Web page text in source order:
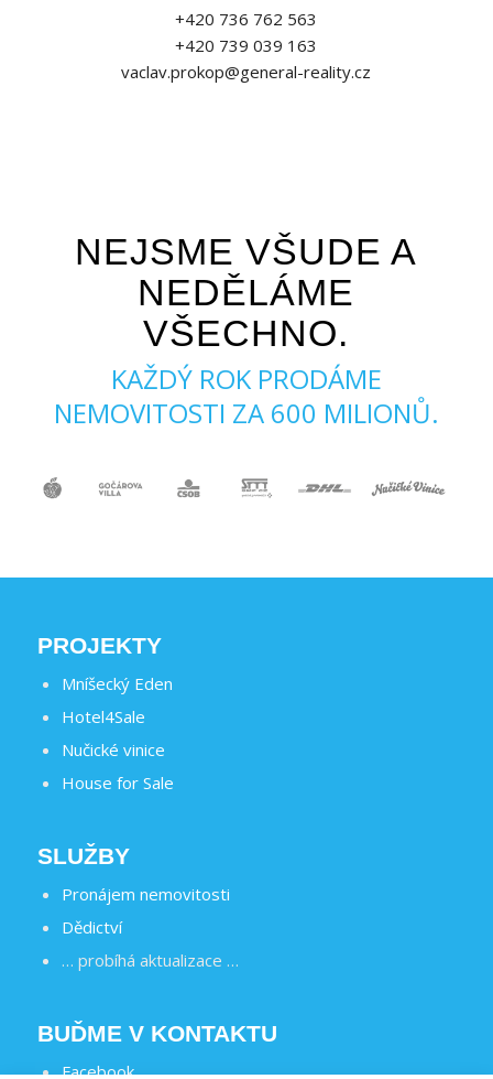
+420 736 762 563
+420 739 039 163
vaclav.prokop@general-reality.cz
NEJSME VŠUDE A
NEDĚLÁME
VŠECHNO.
KAŽDÝ ROK PRODÁME
NEMOVITOSTI ZA 600 MILIONŮ.
PROJEKTY
Mníšecký Eden
Hotel4Sale
Nučické vinice
House for Sale
SLUŽBY
Pronájem nemovitosti
Dědictví
… probíhá aktualizace …
BUĎME V KONTAKTU
Facebook